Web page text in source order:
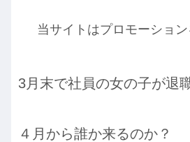
当サイトはプロモーショ
3月末で社員の女の子が退
４月から誰か来るのか？